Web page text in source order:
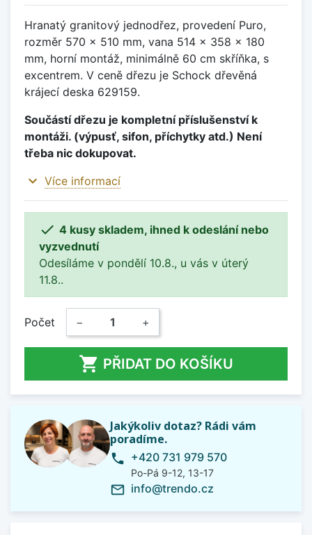
Hranatý granitový jednodřez, provedení Puro,
rozměr 570 x 510 mm, vana 514 x 358 x 180
mm, horní montáž, minimálně 60 cm skříňka, s
excentrem. V ceně dřezu je Schock dřevěná
krájecí deska 629159.
Součástí dřezu je kompletní příslušenství k
montáži. (výpusť, sifon, příchytky atd.) Není
třeba nic dokupovat.
expand_more Více informací
 4 kusy skladem, ihned k odeslání nebo
vyzvednutí
Odesíláme v pondělí 10.8., u vás v úterý
11.8..
Počet − +
 PŘIDAT DO KOŠÍKU
Jakýkoliv dotaz? Rádi vám
poradíme.
phone +420 731 979 570
Po-Pá 9-12, 13-17
mail_outline info@trendo.cz